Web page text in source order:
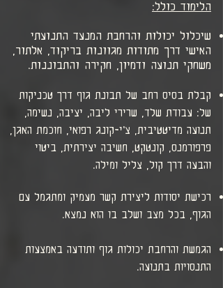
הלימוד כולל:
שיכלול יכולות והרחבת המנעד התנועתי
האישי דרך מתודות מגוונות בריקוד, אלתור,
משחקי תנועה ודמיון, חקירה והתבוננות.
קבלת בסיס רחב של תבונת גוף דרך טכניקות
של: עבודת שלד, שרירי ליבה, יציבה, נשימה,
תנועה מדיטטיבית, צ'י-קונג רפואי, חוכמת האגן,
פרפורמנס, קונטקט, חשיבה יצירתית, ביטוי
והבעה דרך קול, צליל ומילה.
רכישת יסודות ליצירת קשר מעמיק ומתגמל עם
הגוף, בכל מצב ושלב בו הוא נמצא.
הגמשת והרחבת יכולות גוף ותודעה באמצעות
התנסויות בתנועה.